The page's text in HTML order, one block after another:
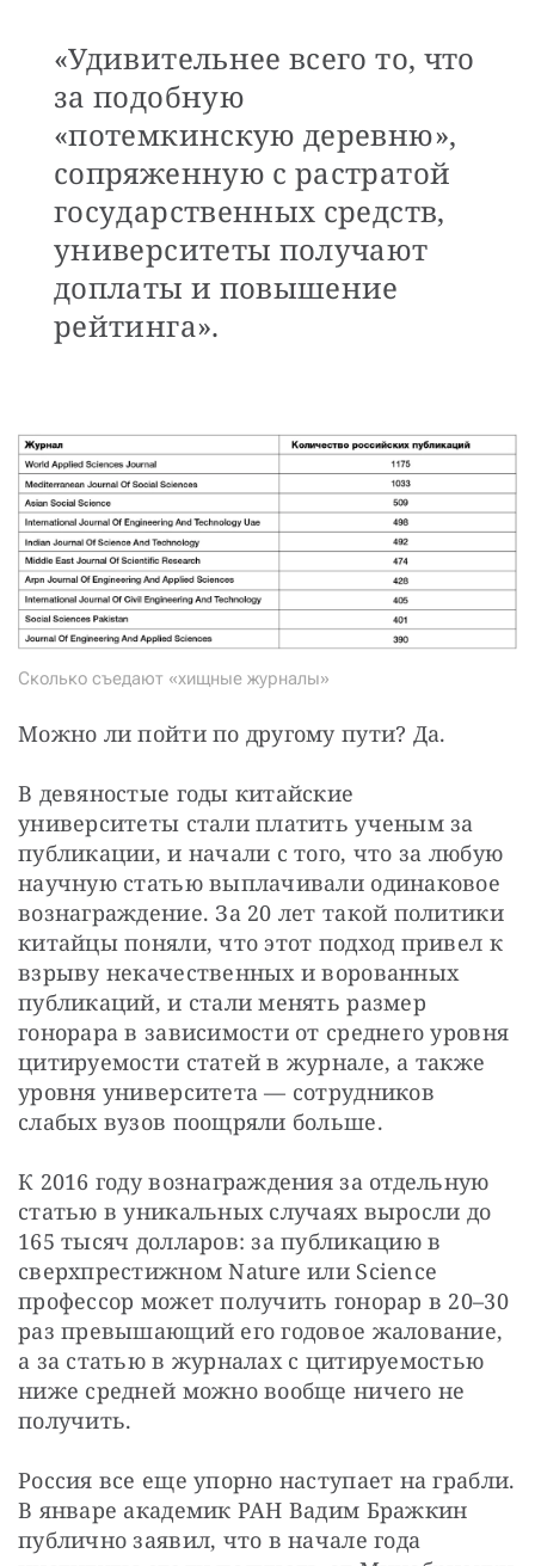
«Удивительнее всего то, что
за подобную
«потемкинскую деревню»,
сопряженную с растратой
государственных средств,
университеты получают
доплаты и повышение
рейтинга».
Сколько съедают «хищные журналы»
Можно ли пойти по другому пути? Да.
В девяностые годы китайские
университеты стали платить ученым за
публикации, и начали с того, что за любую
научную статью выплачивали одинаковое
вознаграждение. За 20 лет такой политики
китайцы поняли, что этот подход привел к
взрыву некачественных и ворованных
публикаций, и стали менять размер
гонорара в зависимости от среднего уровня
цитируемости статей в журнале, а также
уровня университета — сотрудников
слабых вузов поощряли больше.
К 2016 году вознаграждения за отдельную
статью в уникальных случаях выросли до
165 тысяч долларов: за публикацию в
сверхпрестижном Nature или Science
профессор может получить гонорар в 20–30
раз превышающий его годовое жалование,
а за статью в журналах с цитируемостью
ниже средней можно вообще ничего не
получить.
Россия все еще упорно наступает на грабли.
В январе академик РАН Вадим Бражкин
публично заявил, что в начале года